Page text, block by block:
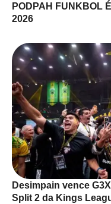
PODPAH FUNKBOL
2026
Desimpain vence
Split 2 da Kings